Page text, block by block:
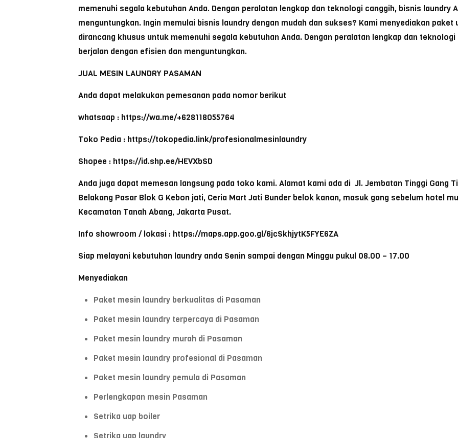
memenuhi segala kebutuhan Anda. Dengan peralatan lengkap dan teknologi canggih, bisnis laundry
menguntungkan. Ingin memulai bisnis laundry dengan mudah dan sukses? Kami menyediakan
dirancang khusus untuk memenuhi segala kebutuhan Anda. Dengan peralatan lengkap dan
berjalan dengan efisien dan menguntungkan.
JUAL MESIN LAUNDRY PASAMAN
Anda dapat melakukan pemesanan pada nomor berikut
whatsaap : https://wa.me/+628118055764
Toko Pedia : https://tokopedia.link/profesionalmesinlaundry
Shopee : https://id.shp.ee/HEVXbSD
Anda juga dapat memesan langsung pada toko kami. Alamat kami ada di Jl. Jembatan Tinggi Gang
Belakang Pasar Blok G Kebon jati, Ceria Mart Jati Bunder belok kanan, masuk gang sebelum hotel
Kecamatan Tanah Abang, Jakarta Pusat.
Info showroom / lokasi : https://maps.app.goo.gl/6jcSkhjytK5FYE6ZA
Siap melayani kebutuhan laundry anda Senin sampai dengan Minggu pukul 08.00 – 17.00
Menyediakan
Paket mesin laundry berkualitas di Pasaman
Paket mesin laundry terpercaya di Pasaman
Paket mesin laundry murah di Pasaman
Paket mesin laundry profesional di Pasaman
Paket mesin laundry pemula di Pasaman
Perlengkapan mesin Pasaman
Setrika uap boiler
Setrika uap laundry